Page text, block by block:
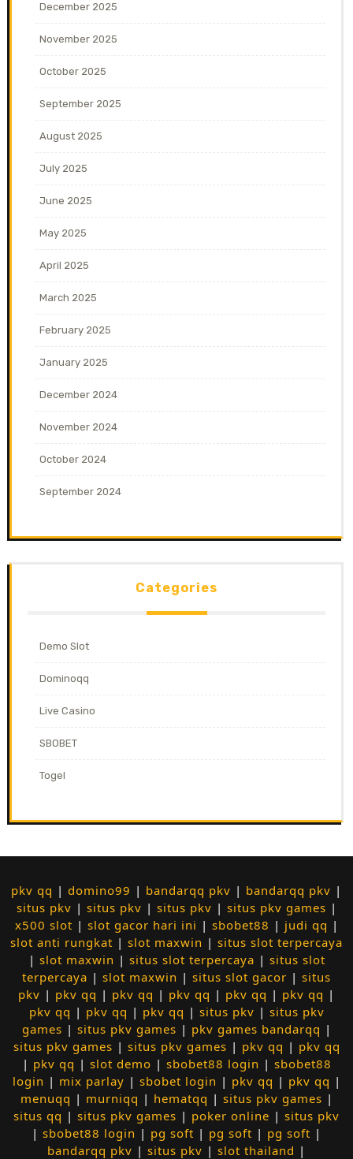
December 2025
November 2025
October 2025
September 2025
August 2025
July 2025
June 2025
May 2025
April 2025
March 2025
February 2025
January 2025
December 2024
November 2024
October 2024
September 2024
Categories
Demo Slot
Dominoqq
Live Casino
SBOBET
Togel
pkv qq | domino99 | bandarqq pkv | bandarqq pkv |
situs pkv | situs pkv | situs pkv | situs pkv games |
x500 slot | slot gacor hari ini | sbobet88 | judi qq |
slot anti rungkat | slot maxwin | situs slot terpercaya
| slot maxwin | situs slot terpercaya | situs slot
terpercaya | slot maxwin | situs slot gacor | situs
pkv | pkv qq | pkv qq | pkv qq | pkv qq | pkv qq |
pkv qq | pkv qq | pkv qq | situs pkv | situs pkv
games | situs pkv games | pkv games bandarqq |
situs pkv games | situs pkv games | pkv qq | pkv qq
| pkv qq | slot demo | sbobet88 login | sbobet88
login | mix parlay | sbobet login | pkv qq | pkv qq |
menuqq | murniqq | hematqq | situs pkv games |
situs qq | situs pkv games | poker online | situs pkv
| sbobet88 login | pg soft | pg soft | pg soft |
bandarqq pkv | situs pkv | slot thailand |